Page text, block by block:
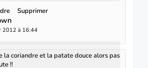
Supprimer
2012 à 16:44
la coriandre et la patate douce alors pas
!!